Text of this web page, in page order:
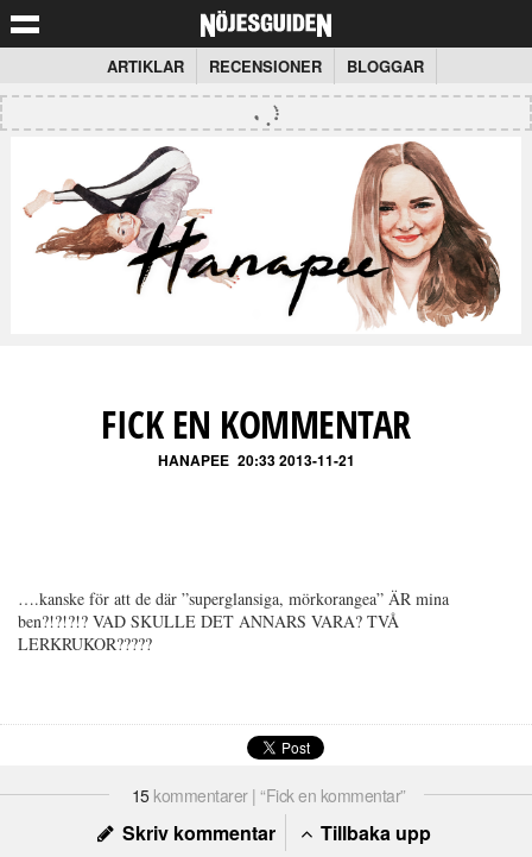
ARTIKLAR RECENSIONER BLOGGAR
FICK EN KOMMENTAR
HANAPEE 20:33 2013-11-21
….kanske för att de där ”superglansiga, mörkorangea” ÄR mina
ben?!?!?!? VAD SKULLE DET ANNARS VARA? TVÅ
LERKRUKOR?????
15kommentarer | “Fick en kommentar”
Skriv kommentar Tillbaka upp